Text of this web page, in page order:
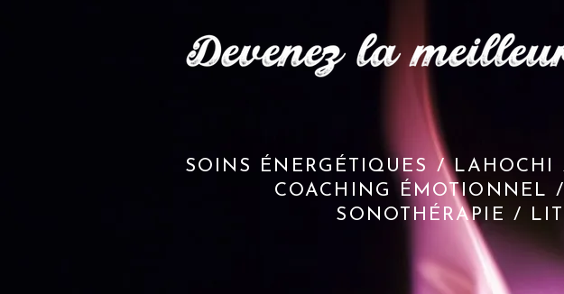
SOINS ÉNERGÉTIQUES /
COACHING ÉMOTIONNEL
SONOTHÉRAPIE /